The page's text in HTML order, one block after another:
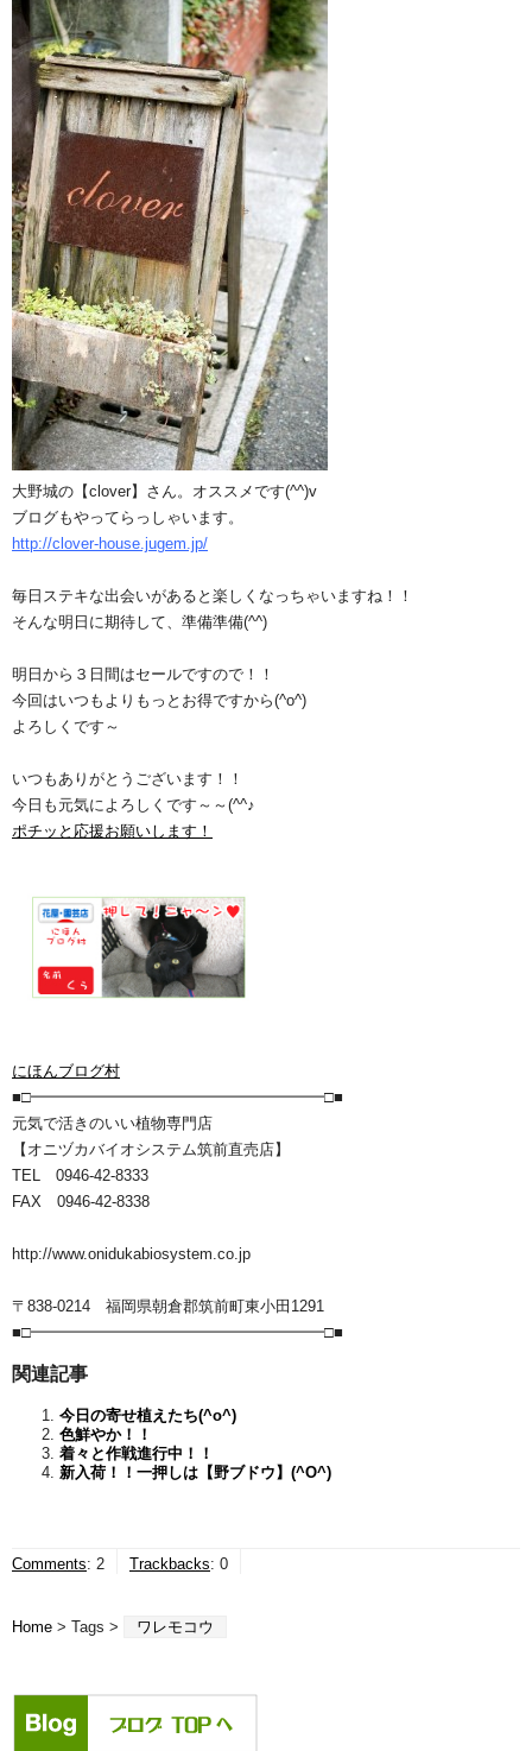
大野城の【clover】さん。オススメです(^^)v
ブログもやってらっしゃいます。
http://clover-house.jugem.jp/
毎日ステキな出会いがあると楽しくなっちゃいますね！！
そんな明日に期待して、準備準備(^^)
明日から３日間はセールですので！！
今回はいつもよりもっとお得ですから(^o^)
よろしくです～
いつもありがとうございます！！
今日も元気によろしくです～～(^^♪
ポチッと応援お願いします！
にほんブログ村
■□━━━━━━━━━━━━━━━━━━━□■
元気で活きのいい植物専門店
【オニヅカバイオシステム筑前直売店】
TEL 0946-42-8333
FAX 0946-42-8338
http://www.onidukabiosystem.co.jp
〒838-0214 福岡県朝倉郡筑前町東小田1291
■□━━━━━━━━━━━━━━━━━━━□■
関連記事
今日の寄せ植えたち(^o^)
色鮮やか！！
着々と作戦進行中！！
新入荷！！一押しは【野ブドウ】(^O^)
Comments: 2 Trackbacks: 0
Home > Tags > ワレモコウ